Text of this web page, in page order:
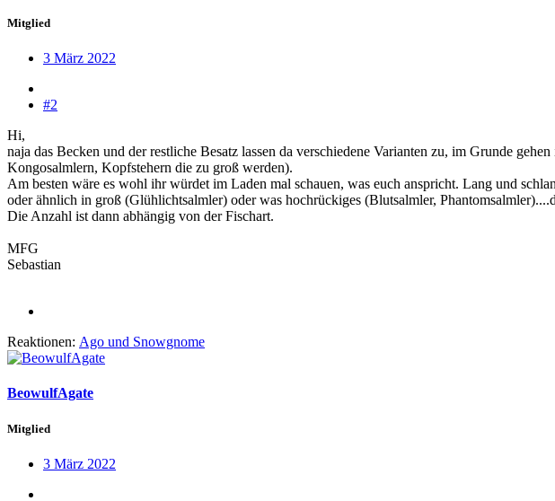
Mitglied
3 März 2022
#2
Hi,
naja das Becken und der restliche Besatz lassen da verschiedene Varianten zu, im Grunde
Kongosalmlern, Kopfstehern die zu groß werden).
Am besten wäre es wohl ihr würdet im Laden mal schauen, was euch anspricht. Lang und
oder ähnlich in groß (Glühlichtsalmler) oder was hochrückiges (Blutsalmler,
Die Anzahl ist dann abhängig von der Fischart.
MFG
Sebastian
Reaktionen: Ago und Snowgnome
BeowulfAgate
Mitglied
3 März 2022